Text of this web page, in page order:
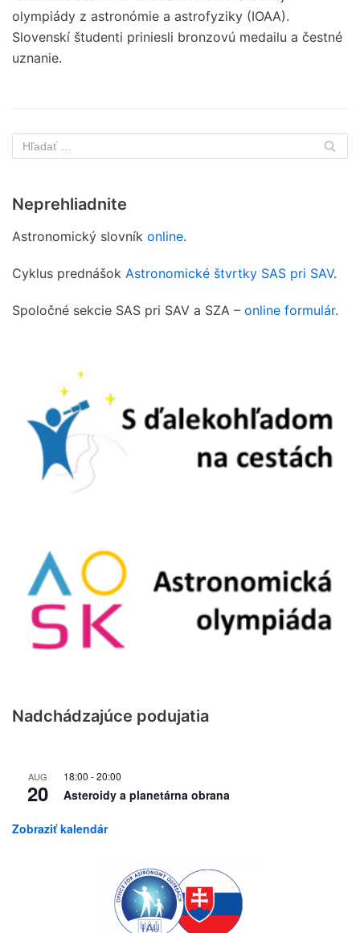
olympiády z astronómie a astrofyziky (IOAA).
Slovenskí študenti priniesli bronzovú medailu a čestné
uznanie.
Neprehliadnite
Astronomický slovník online.
Cyklus prednášok Astronomické štvrtky SAS pri SAV.
Spoločné sekcie SAS pri SAV a SZA – online formulár.
Nadchádzajúce podujatia
AUG
20
18:00 -20:00
Asteroidy a planetárna obrana
Zobraziť kalendár